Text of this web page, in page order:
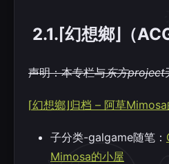
2.1.⌈幻想鄉⌋（
声明：本专栏与东方project
⌈幻想鄉⌋归档 – 阿草
子分类-galgame随笔：
Mimosa的小屋